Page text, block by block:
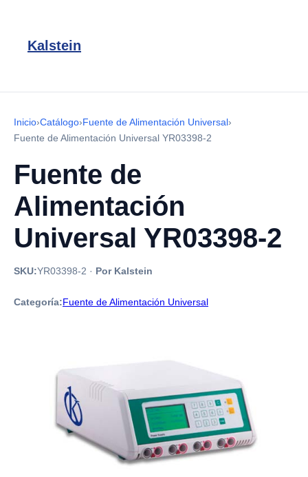
Kalstein
Inicio›Catálogo›Fuente de Alimentación Universal›
Fuente de Alimentación Universal YR03398-2
Fuente de
Alimentación
Universal YR03398-2
SKU:YR03398-2 · Por Kalstein
Categoría:Fuente de Alimentación Universal